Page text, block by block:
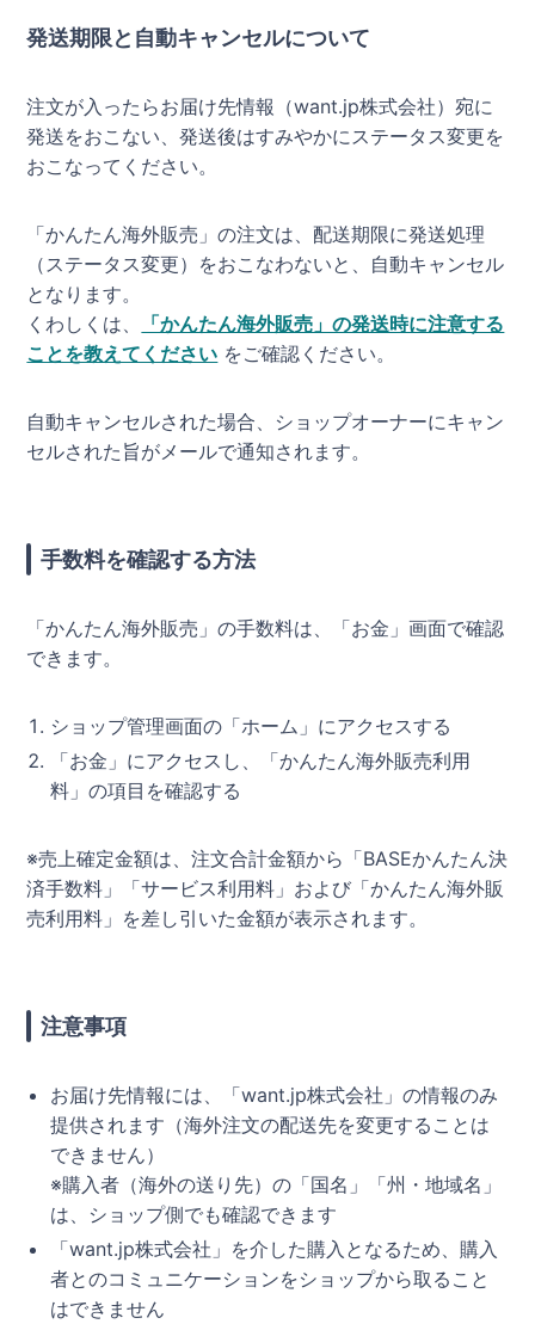
発送期限と自動キャンセルについて
注文が入ったらお届け先情報（want.jp株式会社）宛に
発送をおこない、発送後はすみやかにステータス変更を
おこなってください。
「かんたん海外販売」の注文は、配送期限に発送処理
（ステータス変更）をおこなわないと、自動キャンセル
となります。
くわしくは、
「かんたん海外販売」の発送時に注意する
ことを教えてください をご確認ください。
自動キャンセルされた場合、ショップオーナーにキャン
セルされた旨がメールで通知されます。
手数料を確認する方法
「かんたん海外販売」の手数料は、「お金」画面で確認
できます。
ショップ管理画面の「ホーム」にアクセスする
「お金」にアクセスし、「かんたん海外販売利用
料」の項目を確認する
※売上確定金額は、注文合計金額から「BASEかんたん決
済手数料」「サービス利用料」および「かんたん海外販
売利用料」を差し引いた金額が表示されます。
注意事項
お届け先情報には、「want.jp株式会社」の情報のみ
提供されます（海外注文の配送先を変更することは
できません）
※購入者（海外の送り先）の「国名」「州・地域名」
は、ショップ側でも確認できます
「want.jp株式会社」を介した購入となるため、購入
者とのコミュニケーションをショップから取ること
はできません